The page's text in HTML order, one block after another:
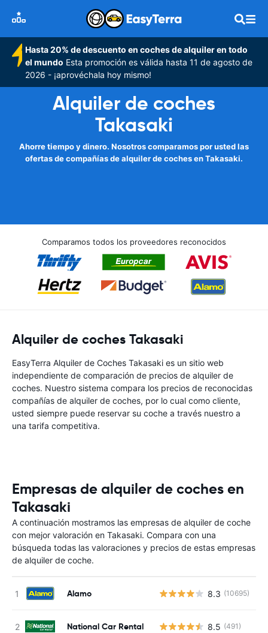
Hasta 20% de descuento en coches de alquiler en todo
el mundo Esta promoción es válida hasta 11 de agosto de
2026 - ¡aprovéchala hoy mismo!
Alquiler de coches
Takasaki
Ahorre tiempo y dinero. Nosotros comparamos por usted las
ofertas de compañías de alquiler de coches en Takasaki.
Comparamos todos los proveedores reconocidos
Alquiler de coches Takasaki
EasyTerra Alquiler de Coches Takasaki es un sitio web
independiente de comparación de precios de alquiler de
coches. Nuestro sistema compara los precios de reconocidas
compañías de alquiler de coches, por lo cual como cliente,
usted siempre puede reservar su coche a través nuestro a
una tarifa competitiva.
Empresas de alquiler de coches en
Takasaki
A continuación mostramos las empresas de alquiler de coche
con mejor valoración en Takasaki. Compara con una
búsqueda todas las valoraciones y precios de estas empresas
de alquiler de coche.
Alamo 8.3 (10695)
National Car Rental 8.5 (491)